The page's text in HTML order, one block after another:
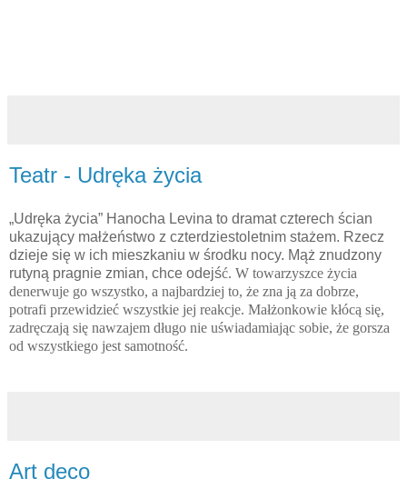
Teatr - Udręka życia
„Udręka życia” Hanocha Levina to dramat czterech ścian
ukazujący małżeństwo z czterdziestoletnim stażem. Rzecz
dzieje się w ich mieszkaniu w środku nocy. Mąż znudzony
rutyną pragnie zmian, chce odejść. W towarzyszce życia
denerwuje go wszystko, a najbardziej to, że zna ją za dobrze,
potrafi przewidzieć wszystkie jej reakcje. Małżonkowie kłócą się,
zadręczają się nawzajem długo nie uświadamiając sobie, że gorsza
od wszystkiego jest samotność.
Art deco